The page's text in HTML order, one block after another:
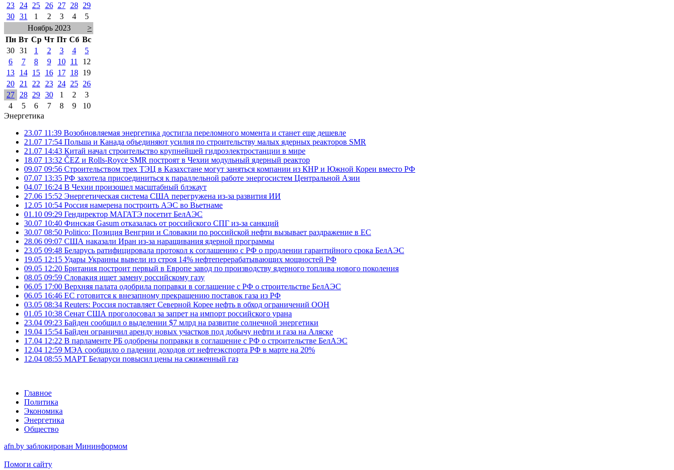
23
24 25 26 27 28
29
30 31 1 2 3 4
5
Ноябрь 2023
>
Пн Вт Ср Чт Пт Сб Вс
30 31 1 2 3 4
5
6
7 8 9 10 11
12
13
14 15 16 17 18
19
20
21 22 23 24 25
26
27
28 29 30 1 2
3
4
5 6 7 8 9
10
Энергетика
23.07 11:39 Возобновляемая энергетика достигла переломного момента и станет еще дешевле
21.07 17:54 Польша и Канада объединяют усилия по строительству малых ядерных реакторов SMR
21.07 14:43 Китай начал строительство крупнейшей гидроэлектростанции в мире
18.07 13:32 ČEZ и Rolls-Royce SMR построят в Чехии модульный ядерный реактор
09.07 09:56 Строительством трех ТЭЦ в Казахстане могут заняться компании из КНР и Южной Кореи вместо РФ
07.07 13:35 РФ захотела присоединиться к параллельной работе энергосистем Центральной Азии
04.07 16:24 В Чехии произошел масштабный блэкаут
27.06 15:52 Энергетическая система США перегружена из-за развития ИИ
12.05 10:54 Россия намерена построить АЭС во Вьетнаме
01.10 09:29 Гендиректор МАГАТЭ посетит БелАЭС
30.07 10:40 Финская Gasum отказалась от российского СПГ из-за санкций
30.07 08:50 Politico: Позиция Венгрии и Словакии по российской нефти вызывает раздражение в ЕС
28.06 09:07 США наказали Иран из-за наращивания ядерной программы
23.05 09:48 Беларусь ратифицировала протокол к соглашению с РФ о продлении гарантийного срока БелАЭС
19.05 12:15 Удары Украины вывели из строя 14% нефтеперерабатывающих мощностей РФ
09.05 12:20 Британия построит первый в Европе завод по производству ядерного топлива нового поколения
08.05 09:59 Словакия ищет замену российскому газу
06.05 17:00 Верхняя палата одобрила поправки в соглашение с РФ о строительстве БелАЭС
06.05 16:46 ЕС готовится к внезапному прекращению поставок газа из РФ
03.05 08:34 Reuters: Россия поставляет Северной Корее нефть в обход ограничений ООН
01.05 10:38 Сенат США проголосовал за запрет на импорт российского урана
23.04 09:23 Байден сообщил о выделении $7 млрд на развитие солнечной энергетики
19.04 15:54 Байден ограничил аренду новых участков под добычу нефти и газа на Аляске
17.04 12:22 В парламенте РБ одобрены поправки в соглашение с РФ о строительстве БелАЭС
12.04 12:59 МЭА сообщило о падении доходов от нефтеэкспорта РФ в марте на 20%
12.04 08:55 МАРТ Беларуси повысил цены на сжиженный газ
Главное
Политика
Экономика
Энергетика
Общество
afn.by заблокирован Мининформом
Помоги сайту